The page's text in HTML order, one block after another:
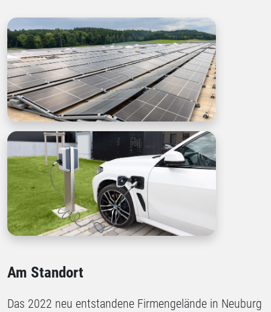
Am Standort
Das 2022 neu entstandene Firmengelände in Neuburg